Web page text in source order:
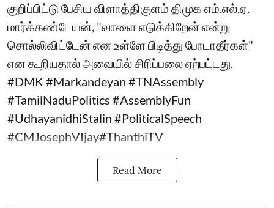
குறிப்பிட்டு பேசிய விளாத்திகுளம் திமுக எம்.எல்.ஏ.
மார்க்கண்டேயன், "வாளை எடுக்கிறேன் என்று
சொல்லிவிட்டேன் என உள்ளே பிடித்து போடாதீர்கள்"
என கூறியதால் அவையில் சிரிப்பலை ஏற்பட்டது.
#DMK #Markandeyan #TNAssembly
#TamilNaduPolitics #AssemblyFun
#UdhayanidhiStalin #PoliticalSpeech
#CMJosephVIjay#ThanthiTV
Read More